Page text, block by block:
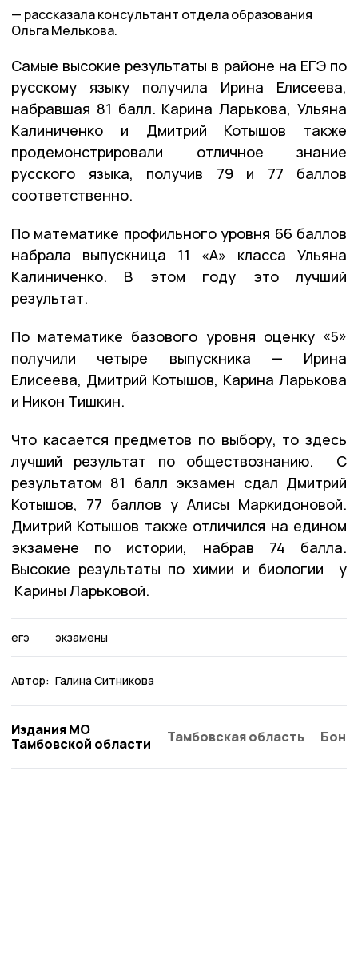
рассказала консультант отдела образования
Ольга Мелькова.
Самые высокие результаты в районе на ЕГЭ по
русскому языку получила Ирина Елисеева,
набравшая 81 балл. Карина Ларькова, Ульяна
Калиниченко и Дмитрий Котышов также
продемонстрировали отличное знание
русского языка, получив 79 и 77 баллов
соответственно.
По математике профильного уровня 66 баллов
набрала выпускница 11 «А» класса Ульяна
Калиниченко. В этом году это лучший
результат.
По математике базового уровня оценку «5»
получили четыре выпускника — Ирина
Елисеева, Дмитрий Котышов, Карина Ларькова
и Никон Тишкин.
Что касается предметов по выбору, то здесь
лучший результат по обществознанию. С
результатом 81 балл экзамен сдал Дмитрий
Котышов, 77 баллов у Алисы Маркидоновой.
Дмитрий Котышов также отличился на едином
экзамене по истории, набрав 74 балла.
Высокие результаты по химии и биологии у
Карины Ларьковой.
егэ экзамены
Автор: Галина Ситникова
Издания МО
Тамбовской области
Тамбовская область